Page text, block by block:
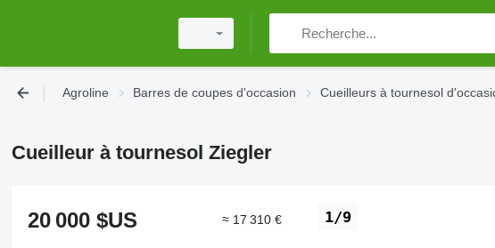
Agroline Barres de coupes d'occasion Cueilleurs à tournesol
Cueilleur à tournesol Ziegler
1/9
20 000 $US ≈ 17 310 €